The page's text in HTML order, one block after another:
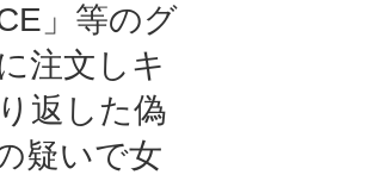
」等のグ
注文しキ
返した偽
疑いで女